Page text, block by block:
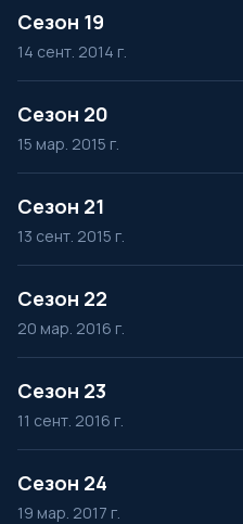
Сезон 19
14 сент. 2014 г.
Сезон 20
15 мар. 2015 г.
Сезон 21
13 сент. 2015 г.
Сезон 22
20 мар. 2016 г.
Сезон 23
11 сент. 2016 г.
Сезон 24
19 мар. 2017 г.